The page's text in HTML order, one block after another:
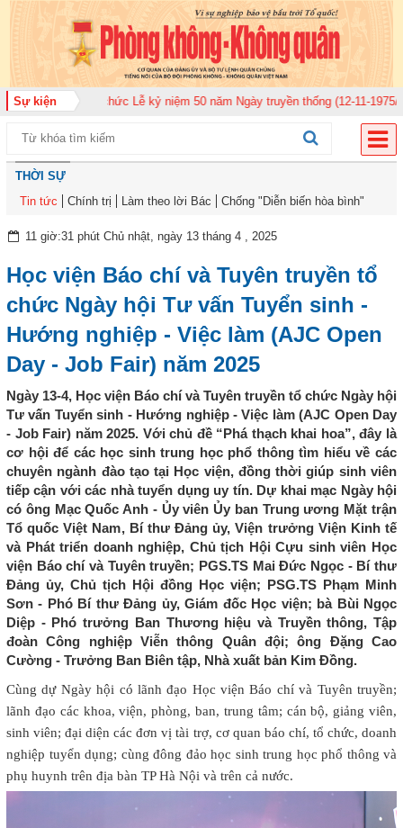
Sự kiện
tổ chức Lễ kỷ niệm 50 năm Ngày truyền thống (12-11-1975/12-11-2025)
THỜI SỰ
Tin tức
Chính trị Làm theo lời Bác Chống "Diễn biến hòa bình"
11 giờ:31 phút Chủ nhật, ngày 13 tháng 4 , 2025
Học viện Báo chí và Tuyên truyền tổ
chức Ngày hội Tư vấn Tuyển sinh -
Hướng nghiệp - Việc làm (AJC Open
Day - Job Fair) năm 2025
Ngày 13-4, Học viện Báo chí và Tuyên truyền tổ chức Ngày hội
Tư vấn Tuyển sinh - Hướng nghiệp - Việc làm (AJC Open Day
- Job Fair) năm 2025. Với chủ đề “Phá thạch khai hoa”, đây là
cơ hội để các học sinh trung học phổ thông tìm hiểu về các
chuyên ngành đào tạo tại Học viện, đồng thời giúp sinh viên
tiếp cận với các nhà tuyển dụng uy tín. Dự khai mạc Ngày hội
có ông Mạc Quốc Anh - Ủy viên Ủy ban Trung ương Mặt trận
Tổ quốc Việt Nam, Bí thư Đảng ủy, Viện trưởng Viện Kinh tế
và Phát triển doanh nghiệp, Chủ tịch Hội Cựu sinh viên Học
viện Báo chí và Tuyên truyền; PGS.TS Mai Đức Ngọc - Bí thư
Đảng ủy, Chủ tịch Hội đồng Học viện; PSG.TS Phạm Minh
Sơn - Phó Bí thư Đảng ủy, Giám đốc Học viện; bà Bùi Ngọc
Diệp - Phó trưởng Ban Thương hiệu và Truyền thông, Tập
đoàn Công nghiệp Viễn thông Quân đội; ông Đặng Cao
Cường - Trưởng Ban Biên tập, Nhà xuất bản Kim Đồng.
Cùng dự Ngày hội có lãnh đạo Học viện Báo chí và Tuyên truyền;
lãnh đạo các khoa, viện, phòng, ban, trung tâm; cán bộ, giảng viên,
sinh viên; đại diện các đơn vị tài trợ, cơ quan báo chí, tổ chức, doanh
nghiệp tuyển dụng; cùng đông đảo học sinh trung học phổ thông và
phụ huynh trên địa bàn TP Hà Nội và trên cả nước.